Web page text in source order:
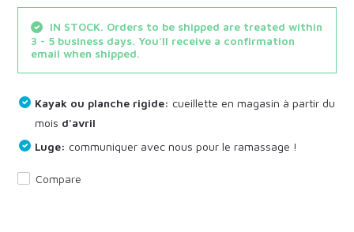
IN STOCK. Orders to be shipped are treated within
3 - 5 business days. You'll receive a confirmation
email when shipped.
Kayak ou planche rigide: cueillette en magasin à partir du
mois d'avril
Luge: communiquer avec nous pour le ramassage !
Compare